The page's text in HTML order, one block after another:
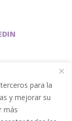
para la
y mejorar su
más